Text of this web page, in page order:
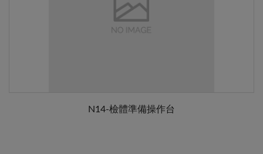
N14-檢體準備操作台